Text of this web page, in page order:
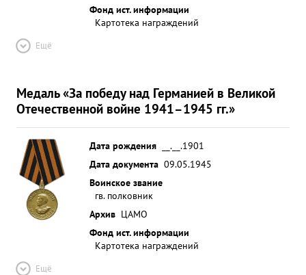
Фонд ист. информации
Картотека награждений
Ещё
Медаль «За победу над Германией в Великой
Отечественной войне 1941–1945 гг.»
Дата рождения
__.__.1901
Дата документа 09.05.1945
Воинское звание
гв. полковник
Архив ЦАМО
Фонд ист. информации
Картотека награждений
Ещё